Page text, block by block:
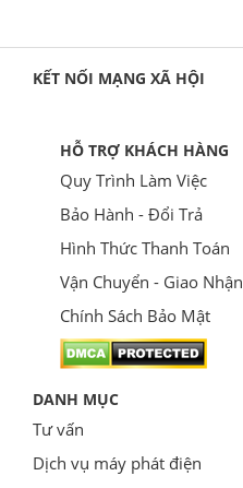
KẾT NỐI MẠNG XÃ HỘI
HỖ TRỢ KHÁCH HÀNG
Quy Trình Làm Việc
Bảo Hành - Đổi Trả
Hình Thức Thanh Toán
Vận Chuyển - Giao Nhận
Chính Sách Bảo Mật
DANH MỤC
Tư vấn
Dịch vụ máy phát điện